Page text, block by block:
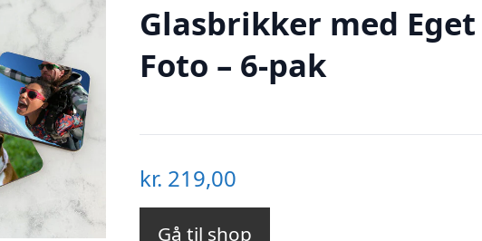
Glasbrikker med Eget
Foto – 6-pak
kr. 219,00
Gå til shop